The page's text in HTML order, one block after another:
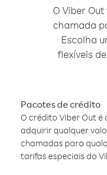
O Viber
chamada
Escolha
flexíveis
Pacotes de crédito
O crédito Viber Out é
adquirir qualquer
chamadas para
tarifas especiais do